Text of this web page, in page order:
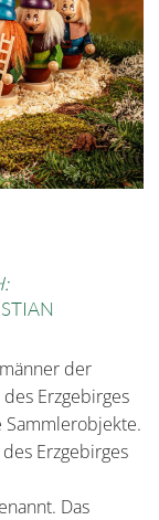
der
Erzgebirges
Sammlerobjekte.
Erzgebirges
Das